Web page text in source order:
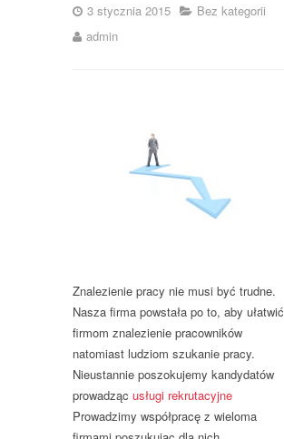
3 stycznia 2015
Bez kategorii
admin
Znalezienie pracy nie musi być trudne.
Nasza firma powstała po to, aby ułatwić
firmom znalezienie pracowników
natomiast ludziom szukanie pracy.
Nieustannie poszokujemy kandydatów
prowadząc usługi rekrutacyjne
Prowadzimy współpracę z wieloma